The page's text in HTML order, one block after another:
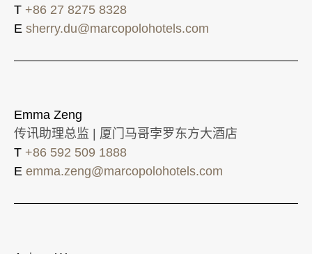
T +86 27 8275 8328
E sherry.du@marcopolohotels.com
Emma Zeng
传讯助理总监 | 厦门马哥孛罗东方大酒店
T +86 592 509 1888
E emma.zeng@marcopolohotels.com